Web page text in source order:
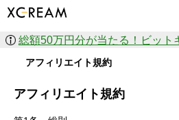
アフィリエイト規約
アフィリエイト規約